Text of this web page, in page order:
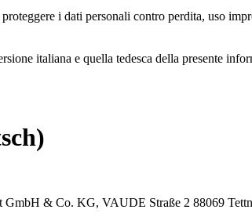
i dati personali contro perdita, uso
italiana e quella tedesca della presente
& Co. KG, VAUDE Straße 2 88069